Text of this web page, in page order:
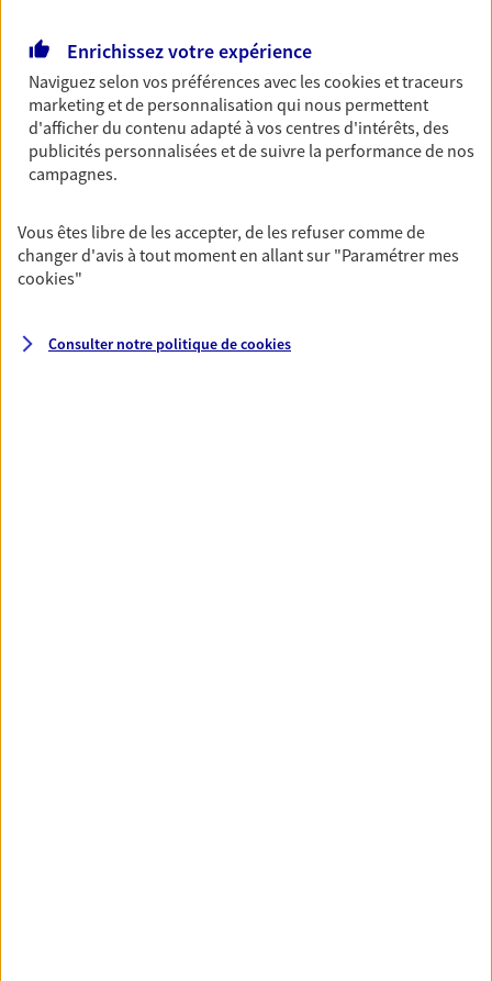
Préparez sereinement ce nouveau chapitre de
votre vie avec les conseils d'un expert. Découvrez
notre solution PER (Plan Epargne Retraite)
spécialement conçue pour la retraite.
Couvrez vos dépenses de santé ainsi que celles de
votre famille avec la complémentaire santé qui
vous ressemble.
Prévoyance
Enrichissez votre expérience
Naviguez selon vos préférences avec lescookies et traceurs
marketing et de personnalisation qui nous permettent
d'afficher du contenu adapté à vos centres d'intérêts, des
publicités personnalisées et de suivre la performance de nos
campagnes.
Vous êtes libre de les accepter, de les refuser comme de
changer d'avis à tout moment en allant sur "Paramétrer mes
cookies"
Consulter notre politique decookies